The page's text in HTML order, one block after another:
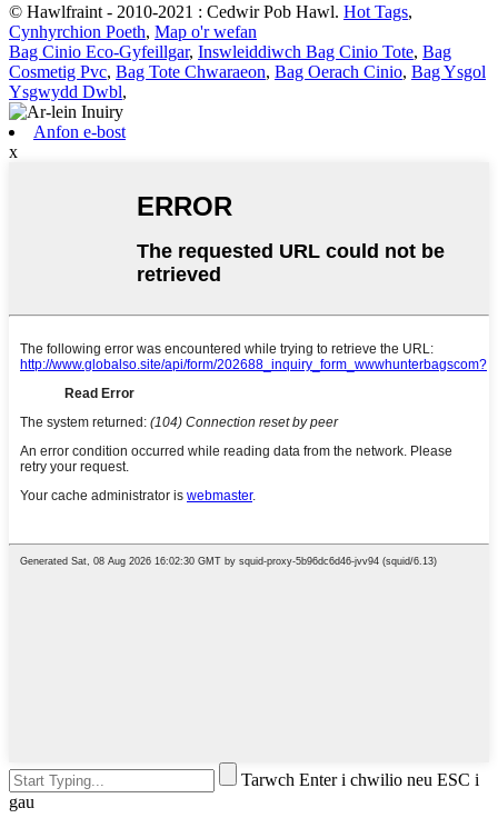
© Hawlfraint - 2010-2021 : Cedwir Pob Hawl. Hot Tags,
Cynhyrchion Poeth, Map o'r wefan
Bag Cinio Eco-Gyfeillgar, Inswleiddiwch Bag Cinio Tote, Bag
Cosmetig Pvc, Bag Tote Chwaraeon, Bag Oerach Cinio, Bag Ysgol
Ysgwydd Dwbl,
Anfon e-bost
x
Tarwch Enter i chwilio neu ESC i
gau